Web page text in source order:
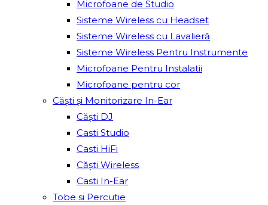
Microfoane de Studio
Sisteme Wireless cu Headset
Sisteme Wireless cu Lavalieră
Sisteme Wireless Pentru Instrumente
Microfoane Pentru Instalatii
Microfoane pentru cor
Căști și Monitorizare In-Ear
Căști DJ
Casti Studio
Casti HiFi
Căști Wireless
Casti In-Ear
Tobe si Percutie